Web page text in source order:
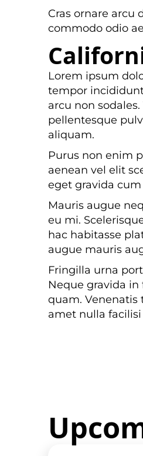
Cras ornare arcu
commodo odio
Lorem ipsum
tempor
arcu non
pellentesque
aliquam.
Purus non enim
aenean vel elit
eget gravida
Mauris augue
eu mi.
hac habitasse
augue mauris
Fringilla urna
Neque gravida
quam. Venenatis
amet nulla